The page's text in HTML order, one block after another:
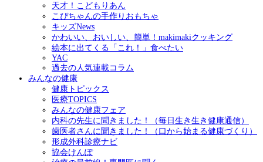
天才！こどもりあん
こぴちゃんの手作りおもちゃ
キッズNews
かわいい、おいしい、簡単！makimakiクッキング
絵本に出てくる「これ！」食べたい
YAC
過去の人気連載コラム
みんなの健康
健康トピックス
医療TOPICS
みんなの健康フェア
内科の先生に聞きました！（毎日生き生き健康通信）
歯医者さんに聞きました！（口から始まる健康づくり）
形成外科診療ナビ
協会けんぽ